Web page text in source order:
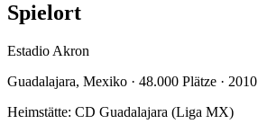
Spielort
Estadio Akron
Guadalajara, Mexiko · 48.000 Plätze · 2010
Heimstätte: CD Guadalajara (Liga MX)